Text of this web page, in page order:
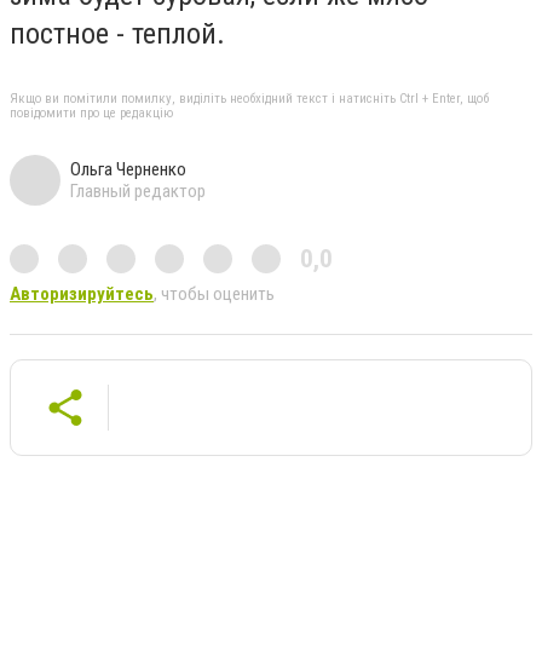
постное - теплой.
Якщо ви помітили помилку, виділіть необхідний текст і натисніть Ctrl + Enter, щоб
повідомити про це редакцію
Ольга Черненко
Главный редактор
0,0
Авторизируйтесь, чтобы оценить